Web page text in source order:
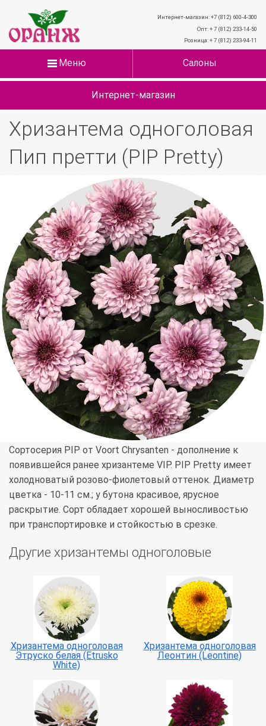
Интернет-магазин: +7 (812) 600-4-300
Опт: + 7 (812) 233-14-50
Розница: + 7 (812) 233-94-11
Меню Салоны
Интернет-магазин
Хризантема одноголовая
Пип претти (PIP Pretty)
Сортосерия PIP от Voort Chrysanten - дополнение к
появившейся ранее хризантеме VIP. PIP Pretty имеет
холодноватый розово-фиолетовый оттенок. Диаметр
цветка - 10-11 см.; у бутона красивое, ярусное
раскрытие. Сорт обладает хорошей выносливостью
при транспортировке и стойкостью в срезке.
Другие хризантемы одноголовые
Хризантема одноголовая
Этруско белая (Etrusko
White)
Хризантема одноголовая
Леонтин (Leontine)